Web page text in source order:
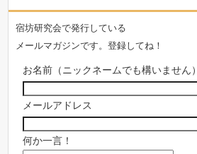
宿坊研究会で発行している
メールマガジンです。登録してね！
お名前（ニックネームでも構いません）
メールアドレス
何か一言！